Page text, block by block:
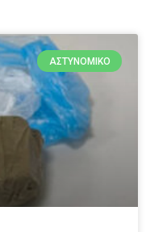
ΑΣΤΥΝΟΜΙΚΌ